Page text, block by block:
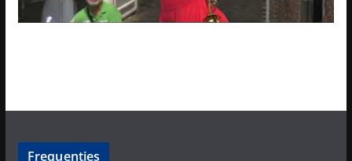
Frequenties